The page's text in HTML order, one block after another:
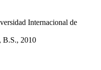
Internacional de
B.S., 2010